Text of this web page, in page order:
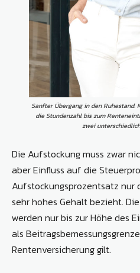
Sanfter Übergang in den
die Stundenzahl bis zum
zwei
Die Aufstockung muss zwar
aber Einfluss auf die
Aufstockungsprozentsatz nur
sehr hohes Gehalt bezieht.
werden nur bis zur Höhe des
als
Rentenversicherung gilt.